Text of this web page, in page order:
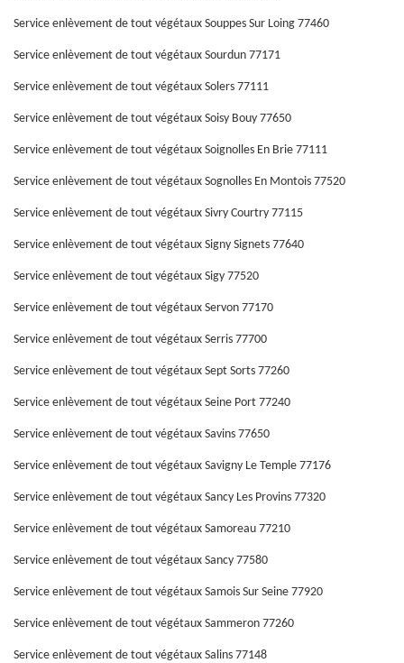
Service enlèvement de tout végétaux Souppes Sur Loing 77460
Service enlèvement de tout végétaux Sourdun 77171
Service enlèvement de tout végétaux Solers 77111
Service enlèvement de tout végétaux Soisy Bouy 77650
Service enlèvement de tout végétaux Soignolles En Brie 77111
Service enlèvement de tout végétaux Sognolles En Montois 77520
Service enlèvement de tout végétaux Sivry Courtry 77115
Service enlèvement de tout végétaux Signy Signets 77640
Service enlèvement de tout végétaux Sigy 77520
Service enlèvement de tout végétaux Servon 77170
Service enlèvement de tout végétaux Serris 77700
Service enlèvement de tout végétaux Sept Sorts 77260
Service enlèvement de tout végétaux Seine Port 77240
Service enlèvement de tout végétaux Savins 77650
Service enlèvement de tout végétaux Savigny Le Temple 77176
Service enlèvement de tout végétaux Sancy Les Provins 77320
Service enlèvement de tout végétaux Samoreau 77210
Service enlèvement de tout végétaux Sancy 77580
Service enlèvement de tout végétaux Samois Sur Seine 77920
Service enlèvement de tout végétaux Sammeron 77260
Service enlèvement de tout végétaux Salins 77148